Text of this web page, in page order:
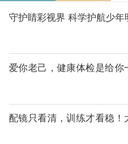
守护睛彩视界 科学护航少
爱你老己，健康体检是给你
配镜只看清，训练才看稳！